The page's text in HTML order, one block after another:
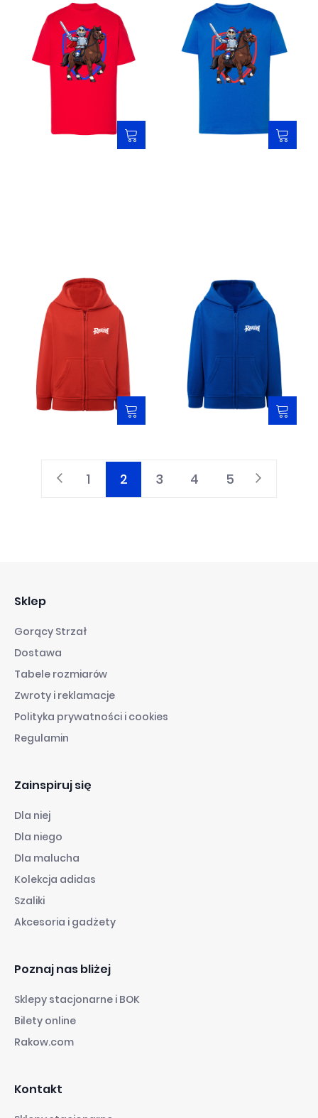
Koszulka dziecięca
czerwona - Rycerz Medalik
79,00 zł
Koszulka dziecięca
niebieska - Rycerz Medalik
79,00 zł
Bluza dziecięca rozpinana
czerwona - Rycerz Medalik
149,00 zł
Bluza dziecięca rozpinana
niebieska - Rycerz Medalik
149,00 zł
Strona
PoprzednieStrona
1
Aktualnie
2
Strona
3
Strona
4
Strona
5
Sklep
Gorący Strzał
Dostawa
Tabele rozmiarów
Zwroty i reklamacje
Polityka prywatności i cookies
Regulamin
Zainspiruj się
Dla niej
Dla niego
Dla malucha
Kolekcja adidas
Szaliki
Akcesoria i gadżety
Poznaj nas bliżej
Sklepy stacjonarne i BOK
Bilety online
Rakow.com
Kontakt